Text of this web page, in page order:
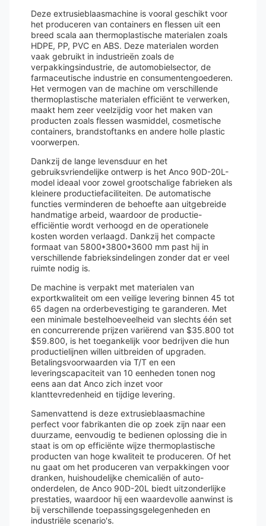
Deze extrusieblaasmachine is vooral geschikt voor
het produceren van containers en flessen uit een
breed scala aan thermoplastische materialen zoals
HDPE, PP, PVC en ABS. Deze materialen worden
vaak gebruikt in industrieën zoals de
verpakkingsindustrie, de automobielsector, de
farmaceutische industrie en consumentengoederen.
Het vermogen van de machine om verschillende
thermoplastische materialen efficiënt te verwerken,
maakt hem zeer veelzijdig voor het maken van
producten zoals flessen wasmiddel, cosmetische
containers, brandstoftanks en andere holle plastic
voorwerpen.
Dankzij de lange levensduur en het
gebruiksvriendelijke ontwerp is het Anco 90D-20L-
model ideaal voor zowel grootschalige fabrieken als
kleinere productiefaciliteiten. De automatische
functies verminderen de behoefte aan uitgebreide
handmatige arbeid, waardoor de productie-
efficiëntie wordt verhoogd en de operationele
kosten worden verlaagd. Dankzij het compacte
formaat van 5800*3800*3600 mm past hij in
verschillende fabrieksindelingen zonder dat er veel
ruimte nodig is.
De machine is verpakt met materialen van
exportkwaliteit om een ​​veilige levering binnen 45 tot
65 dagen na orderbevestiging te garanderen. Met
een minimale bestelhoeveelheid van slechts één set
en concurrerende prijzen variërend van $35.800 tot
$59.800, is het toegankelijk voor bedrijven die hun
productielijnen willen uitbreiden of upgraden.
Betalingsvoorwaarden via T/T en een
leveringscapaciteit van 10 eenheden tonen nog
eens aan dat Anco zich inzet voor
klanttevredenheid en tijdige levering.
Samenvattend is deze extrusieblaasmachine
perfect voor fabrikanten die op zoek zijn naar een
duurzame, eenvoudig te bedienen oplossing die in
staat is om op efficiënte wijze thermoplastische
producten van hoge kwaliteit te produceren. Of het
nu gaat om het produceren van verpakkingen voor
dranken, huishoudelijke chemicaliën of auto-
onderdelen, de Anco 90D-20L biedt uitzonderlijke
prestaties, waardoor hij een waardevolle aanwinst is
bij verschillende toepassingsgelegenheden en
industriële scenario's.